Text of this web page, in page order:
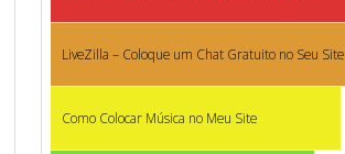
LiveZilla – Coloque um Chat Gratuito no Seu Site
Como Colocar Música no Meu Site